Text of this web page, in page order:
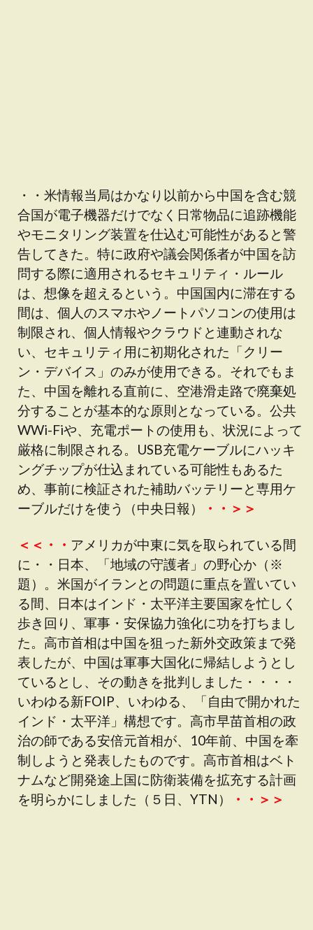
・・米情報当局はかなり以前から中国を含む競
合国が電子機器だけでなく日常物品に追跡機能
やモニタリング装置を仕込む可能性があると警
告してきた。特に政府や議会関係者が中国を訪
問する際に適用されるセキュリティ・ルール
は、想像を超えるという。中国国内に滞在する
間は、個人のスマホやノートパソコンの使用は
制限され、個人情報やクラウドと連動されな
い、セキュリティ用に初期化された「クリー
ン・デバイス」のみが使用できる。それでもま
た、中国を離れる直前に、空港滑走路で廃棄処
分することが基本的な原則となっている。公共
WWi-Fiや、充電ポートの使用も、状況によって
厳格に制限される。USB充電ケーブルにハッキ
ングチップが仕込まれている可能性もあるた
め、事前に検証された補助バッテリーと専用ケ
ーブルだけを使う（中央日報）
・・＞＞
＜＜・・ アメリカが中東に気を取られている間
に・・日本、「地域の守護者」の野心か（※
題）。米国がイランとの問題に重点を置いてい
る間、日本はインド・太平洋主要国家を忙しく
歩き回り、軍事・安保協力強化に功を打ちまし
た。高市首相は中国を狙った新外交政策まで発
表したが、中国は軍事大国化に帰結しようとし
ているとし、その動きを批判しました・・・・
いわゆる新FOIP、いわゆる、「自由で開かれた
インド・太平洋」構想です。高市早苗首相の政
治の師である安倍元首相が、10年前、中国を牽
制しようと発表したものです。高市首相はベト
ナムなど開発途上国に防衛装備を拡充する計画
を明らかにしました（５日、YTN）
・・＞＞